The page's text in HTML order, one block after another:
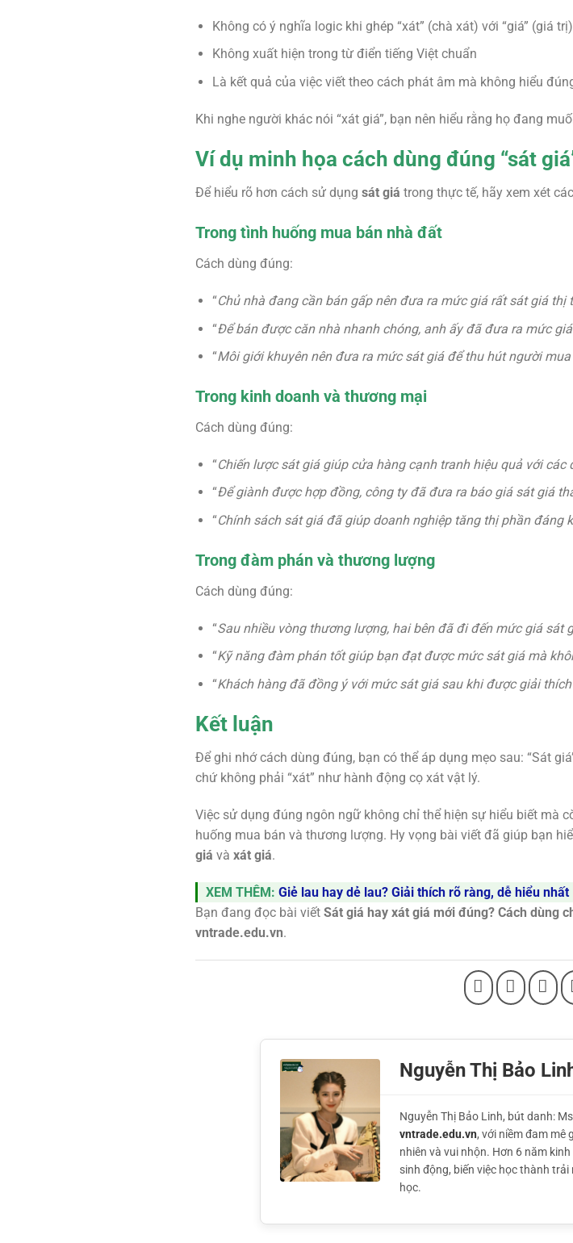
Không có ý nghĩa logic khi ghép “xát” (chà xát) với “giá” (giá trị)
Không xuất hiện trong từ điển tiếng Việt chuẩn
Là kết quả của việc viết theo cách phát âm mà không hiểu
Khi nghe người khác nói “xát giá”, bạn nên hiểu rằng họ đang
Ví dụ minh họa cách dùng đúng “sát
Để hiểu rõ hơn cách sử dụng sát giá trong thực tế, hãy xem xét
Trong tình huống mua bán nhà đất
Cách dùng đúng:
“Chủ nhà đang cần bán gấp nên đưa ra mức giá rất sát giá thị
“Để bán được căn nhà nhanh chóng, anh ấy đã đưa ra mức
“Môi giới khuyên nên đưa ra mức sát giá để thu hút người
Trong kinh doanh và thương mại
Cách dùng đúng:
“Chiến lược sát giá giúp cửa hàng cạnh tranh hiệu quả với các
“Để giành được hợp đồng, công ty đã đưa ra báo giá sát giá
“Chính sách sát giá đã giúp doanh nghiệp tăng thị phần đáng
Trong đàm phán và thương lượng
Cách dùng đúng:
“Sau nhiều vòng thương lượng, hai bên đã đi đến mức giá sát
“Kỹ năng đàm phán tốt giúp bạn đạt được mức sát giá mà
“Khách hàng đã đồng ý với mức sát giá sau khi được giải
Kết luận
Để ghi nhớ cách dùng đúng, bạn có thể áp dụng mẹo sau: “Sát
chứ không phải “xát” như hành động cọ xát vật lý.
Việc sử dụng đúng ngôn ngữ không chỉ thể hiện sự hiểu biết mà
huống mua bán và thương lượng. Hy vọng bài viết đã giúp bạn
giá và xát giá.
XEM THÊM: Giẻ lau hay dẻ lau? Giải thích rõ ràng, dễ hiểu nhất
Bạn đang đọc bài viết Sát giá hay xát giá mới đúng? Cách dùng
vntrade.edu.vn.
Nguyễn Thị Bảo
Nguyễn Thị Bảo Linh, bút danh:
vntrade.edu.vn, với niềm đam mê
nhiên và vui nhộn. Hơn 6 năm
sinh động, biến việc học thành
học.